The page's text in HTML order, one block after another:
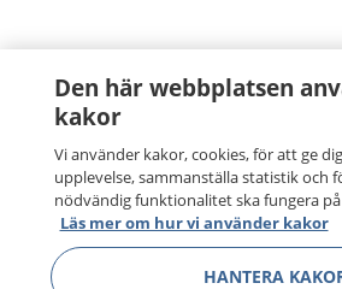
Den här webbplatsen
kakor
Vi använder kakor, cookies, för att ge
upplevelse, sammanställa statistik och
nödvändig funktionalitet ska fungera
Läs mer om hur vi använder kakor
HANTERA